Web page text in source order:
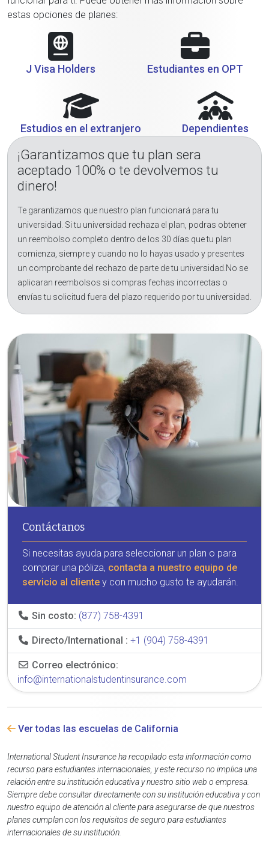
estas opciones de planes:
J Visa Holders Estudiantes en OPT
Estudios en el extranjero Dependientes
¡Garantizamos que tu plan sera
aceptado 100% o te devolvemos tu
dinero!
Te garantizamos que nuestro plan funcionará para tu
universidad. Si tu universidad rechaza el plan, podras obtener
un reembolso completo dentro de los 30 días que tu plan
comienza, siempre y cuando no lo hayas usado y presentes
un comprobante del rechazo de parte de tu universidad.No se
aplicaran reembolsos si compras fechas incorrectas o
envías tu solicitud fuera del plazo requerido por tu universidad.
Contáctanos
Si necesitas ayuda para seleccionar un plan o para
comprar una póliza, contacta a nuestro equipo de
servicio al cliente y con mucho gusto te ayudarán.
Sin costo: (877) 758-4391
Directo/International : +1 (904) 758-4391
Correo electrónico:
info@internationalstudentinsurance.com
Ver todas las escuelas de California
International Student Insurance ha recopilado esta información como
recurso para estudiantes internacionales, y este recurso no implica una
relación entre su institución educativa y nuestro sitio web o empresa.
Siempre debe consultar directamente con su institución educativa y con
nuestro equipo de atención al cliente para asegurarse de que nuestros
planes cumplan con los requisitos de seguro para estudiantes
internacionales de su institución.